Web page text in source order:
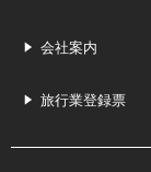
会社案内
旅行業登録票